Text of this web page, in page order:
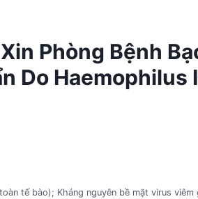
Phòng Bệnh
Do Haemophilus
tế bào); Kháng nguyên bề mặt virus